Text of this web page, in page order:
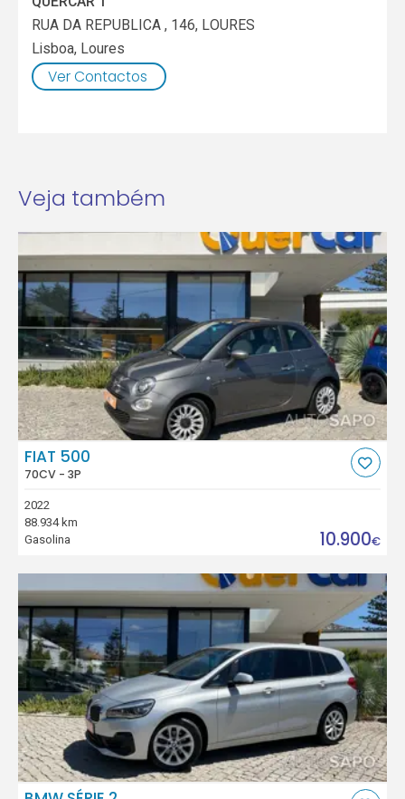
RUA DA REPUBLICA , 146, LOURES
Lisboa, Loures
Ver Contactos
Veja também
FIAT 500
70CV - 3P
2022
88.934 km
Gasolina
10.900€